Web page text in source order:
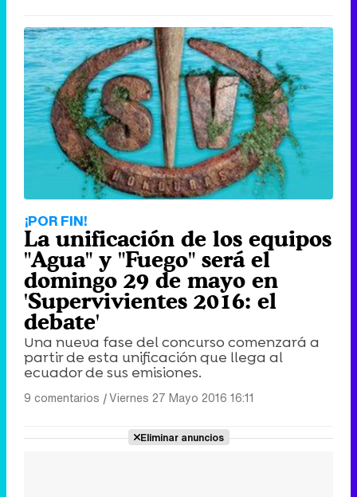
¡POR FIN!
La unificación de los equipos
"Agua" y "Fuego" será el
domingo 29 de mayo en
'Supervivientes 2016: el
debate'
Una nueva fase del concurso comenzará a
partir de esta unificación que llega al
ecuador de sus emisiones.
9 comentarios |Viernes 27 Mayo 2016 16:11
Eliminar anuncios